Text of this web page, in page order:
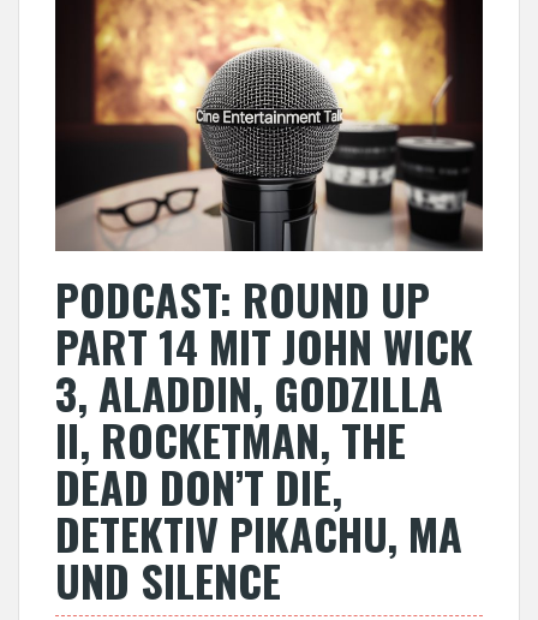
PODCAST: ROUND UP
PART 14 MIT JOHN WICK
3, ALADDIN, GODZILLA
II, ROCKETMAN, THE
DEAD DON’T DIE,
DETEKTIV PIKACHU, MA
UND SILENCE